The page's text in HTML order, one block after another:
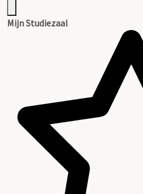
Mijn Studiezaal